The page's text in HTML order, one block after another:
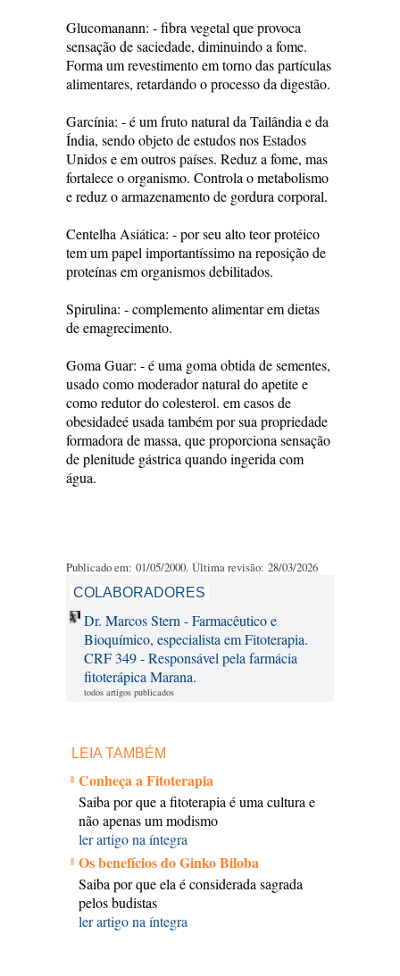
Glucomanann: - fibra vegetal que provoca
sensação de saciedade, diminuindo a fome.
Forma um revestimento em torno das partículas
alimentares, retardando o processo da digestão.
Garcínia: - é um fruto natural da Tailândia e da
Índia, sendo objeto de estudos nos Estados
Unidos e em outros países. Reduz a fome, mas
fortalece o organismo. Controla o metabolismo
e reduz o armazenamento de gordura corporal.
Centelha Asiática: - por seu alto teor protéico
tem um papel importantíssimo na reposição de
proteínas em organismos debilitados.
Spirulina: - complemento alimentar em dietas
de emagrecimento.
Goma Guar: - é uma goma obtida de sementes,
usado como moderador natural do apetite e
como redutor do colesterol. em casos de
obesidadeé usada também por sua propriedade
formadora de massa, que proporciona sensação
de plenitude gástrica quando ingerida com
água.
Publicado em: 01/05/2000. Última revisão: 28/03/2026
COLABORADORES
Dr. Marcos Stern - Farmacêutico e
Bioquímico, especialista em Fitoterapia.
CRF 349 - Responsável pela farmácia
fitoterápica Marana.
todos artigos publicados
LEIA TAMBÉM
Conheça a Fitoterapia
Saiba por que a fitoterapia é uma cultura e
não apenas um modismo
ler artigo na íntegra
Os benefícios do Ginko Biloba
Saiba por que ela é considerada sagrada
pelos budistas
ler artigo na íntegra